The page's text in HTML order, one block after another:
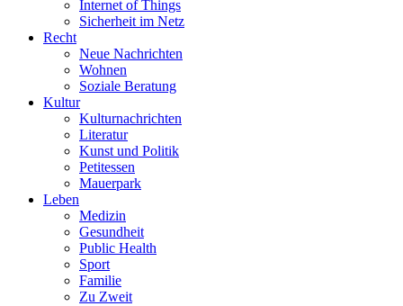
Internet of Things
Sicherheit im Netz
Recht
Neue Nachrichten
Wohnen
Soziale Beratung
Kultur
Kulturnachrichten
Literatur
Kunst und Politik
Petitessen
Mauerpark
Leben
Medizin
Gesundheit
Public Health
Sport
Familie
Zu Zweit